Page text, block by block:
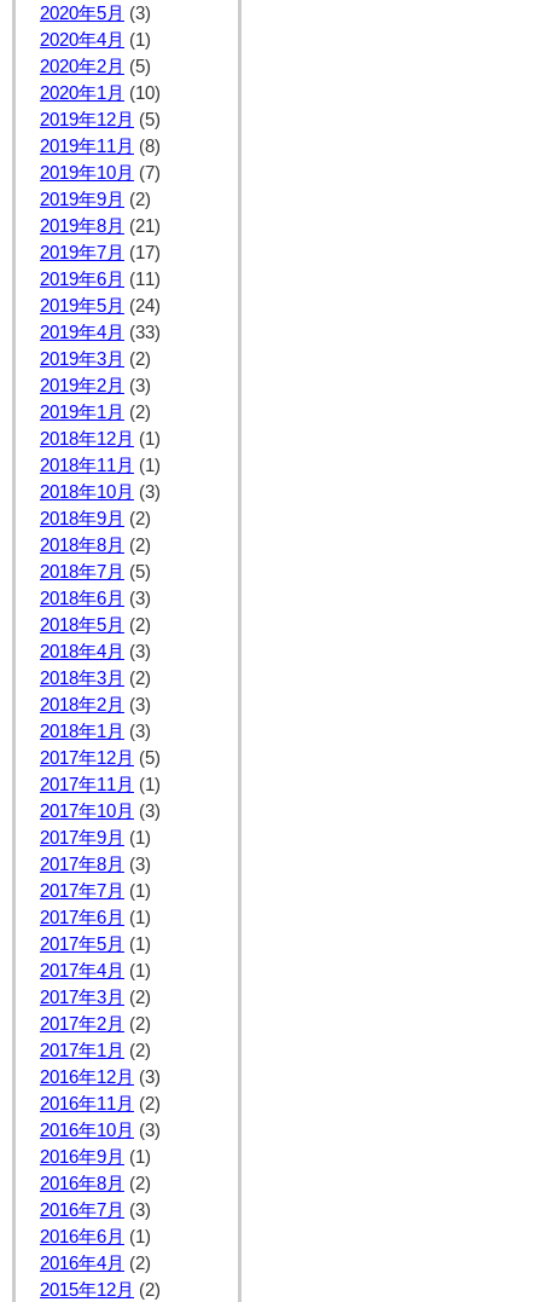
2020年5月 (3)
2020年4月 (1)
2020年2月 (5)
2020年1月 (10)
2019年12月 (5)
2019年11月 (8)
2019年10月 (7)
2019年9月 (2)
2019年8月 (21)
2019年7月 (17)
2019年6月 (11)
2019年5月 (24)
2019年4月 (33)
2019年3月 (2)
2019年2月 (3)
2019年1月 (2)
2018年12月 (1)
2018年11月 (1)
2018年10月 (3)
2018年9月 (2)
2018年8月 (2)
2018年7月 (5)
2018年6月 (3)
2018年5月 (2)
2018年4月 (3)
2018年3月 (2)
2018年2月 (3)
2018年1月 (3)
2017年12月 (5)
2017年11月 (1)
2017年10月 (3)
2017年9月 (1)
2017年8月 (3)
2017年7月 (1)
2017年6月 (1)
2017年5月 (1)
2017年4月 (1)
2017年3月 (2)
2017年2月 (2)
2017年1月 (2)
2016年12月 (3)
2016年11月 (2)
2016年10月 (3)
2016年9月 (1)
2016年8月 (2)
2016年7月 (3)
2016年6月 (1)
2016年4月 (2)
2015年12月 (2)